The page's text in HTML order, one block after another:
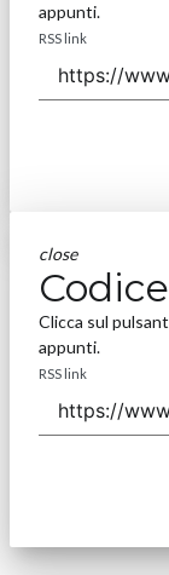
appunti.
RSS link
close
Clicca sul
appunti.
RSS link